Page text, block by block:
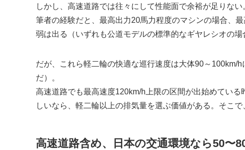
しかし、高速道路では往々にして性能面で余裕が足りない
筆者の経験だと、最高出力20馬力程度のマシンの場合、
弱は出る（いずれも公道モデルの標準的なギヤレシオの場
だが、これら軽二輪の快適な巡行速度は大体90～100km/
だ）。
高速道路でも最高速度120km/h上限の区間が出始めてい
しいなら、軽二輪以上の排気量を選ぶ価値がある。そこで
高速道路含め、日本の交通環境なら50〜